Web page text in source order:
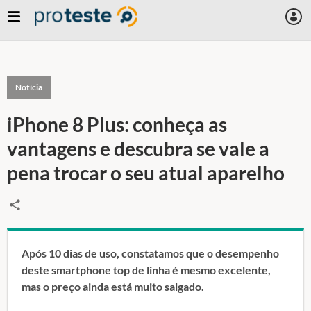
Notícia
iPhone 8 Plus: conheça as
vantagens e descubra se vale a
pena trocar o seu atual aparelho
Após 10 dias de uso, constatamos que o desempenho
deste smartphone top de linha é mesmo excelente,
mas o preço ainda está muito salgado.